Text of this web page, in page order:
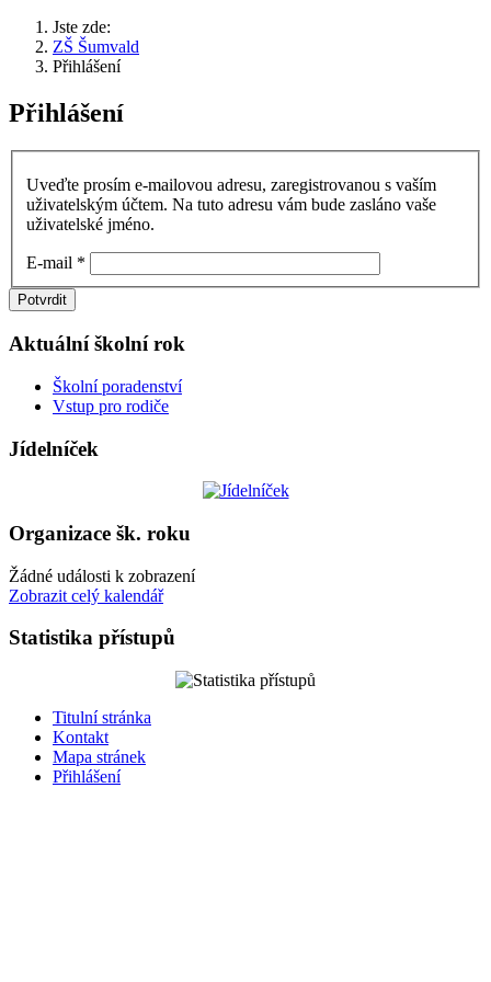
Jste zde:
ZŠ Šumvald
Přihlášení
Přihlášení
Uveďte prosím e-mailovou adresu, zaregistrovanou s vaším
uživatelským účtem. Na tuto adresu vám bude zasláno vaše
uživatelské jméno.
E-mail *
Potvrdit
Aktuální školní rok
Školní poradenství
Vstup pro rodiče
Jídelníček
Organizace šk. roku
Žádné události k zobrazení
Zobrazit celý kalendář
Statistika přístupů
Titulní stránka
Kontakt
Mapa stránek
Přihlášení